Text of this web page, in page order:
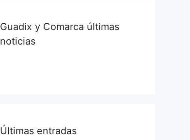
Guadix y Comarca últimas
noticias
Últimas entradas